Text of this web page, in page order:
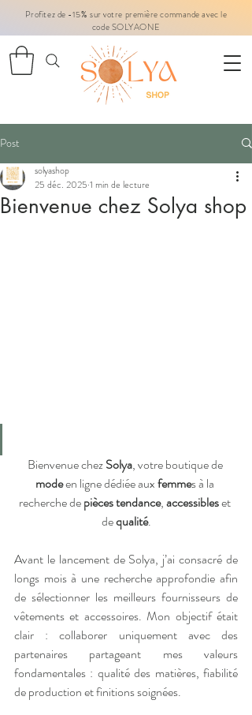
Profitez de -15% sur votre première commande avec le
code SOLYAONE
Post
Bienvenue chez Solya shop
solyashop
25 déc. 2025 1 min de lecture
Bienvenue chez Solya, votre boutique de
mode en ligne dédiée aux femmes à la
recherche de pièces tendance, accessibles et
de qualité.
Avant le lancement de Solya, j’ai consacré de
longs mois à une recherche approfondie afin
de sélectionner les meilleurs fournisseurs de
vêtements et accessoires. Mon objectif était
clair : collaborer uniquement avec des
partenaires partageant mes valeurs
fondamentales : qualité des matières, fiabilité
de production et finitions soignées.